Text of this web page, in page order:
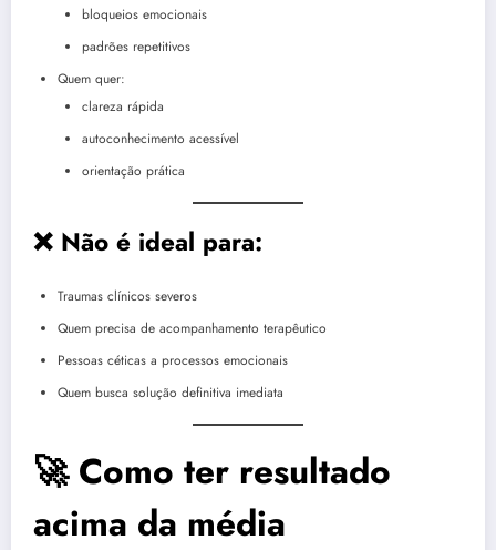
bloqueios emocionais
padrões repetitivos
Quem quer:
clareza rápida
autoconhecimento acessível
orientação prática
❌ Não é ideal para:
Traumas clínicos severos
Quem precisa de acompanhamento terapêutico
Pessoas céticas a processos emocionais
Quem busca solução definitiva imediata
🚀 Como ter resultado
acima da média